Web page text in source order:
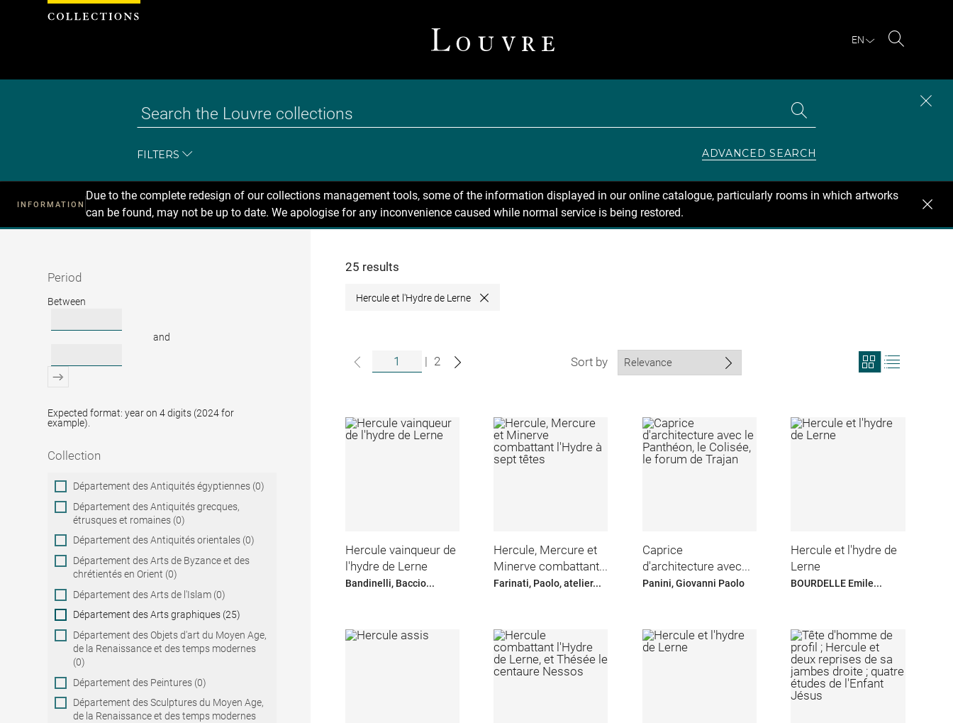
EN
FILTERS ADVANCED SEARCH
INFORMATION
Due to the complete redesign of our collections management tools, some of the information displayed in our online catalogue, particularly rooms in which artworks
can be found, may not be up to date. We apologise for any inconvenience caused while normal service is being restored.
Recherche
Period
Period
Between
and
Expected format: year on 4 digits (2024 for
example).
Collection
Collection
Département des Antiquités égyptiennes (0)
Département des Antiquités grecques,
étrusques et romaines (0)
Département des Antiquités orientales (0)
Département des Arts de Byzance et des
chrétientés en Orient (0)
Département des Arts de l'Islam (0)
Département des Arts graphiques (25)
Département des Objets d'art du Moyen Age,
de la Renaissance et des temps modernes
(0)
Département des Peintures (0)
Département des Sculptures du Moyen Age,
de la Renaissance et des temps modernes
25 results
Hercule et l'Hydre de Lerne Close
| 2 Sort by
View
search
format
Hercule vainqueur de
l'hydre de Lerne
Bandinelli, Baccio...
Hercule, Mercure et
Minerve combattant...
Farinati, Paolo, atelier...
Caprice
d'architecture avec...
Panini, Giovanni Paolo
Hercule et l'hydre de
Lerne
BOURDELLE Emile...
Cookies management panel